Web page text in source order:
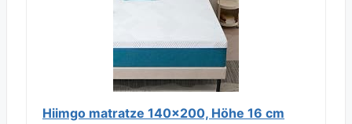
Hiimgo matratze 140x200, Höhe 16 cm